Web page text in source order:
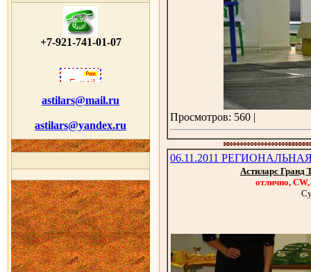
+7-921-741-01-07
astilars@mail.ru
astilars@yandex.ru
Просмотров: 560 |
06.11.2011
Астиларс Гранд
отлично,